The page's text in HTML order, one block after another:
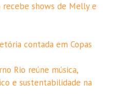
recebe shows de Melly e
contada em Copas
Rio reúne música,
e sustentabilidade na